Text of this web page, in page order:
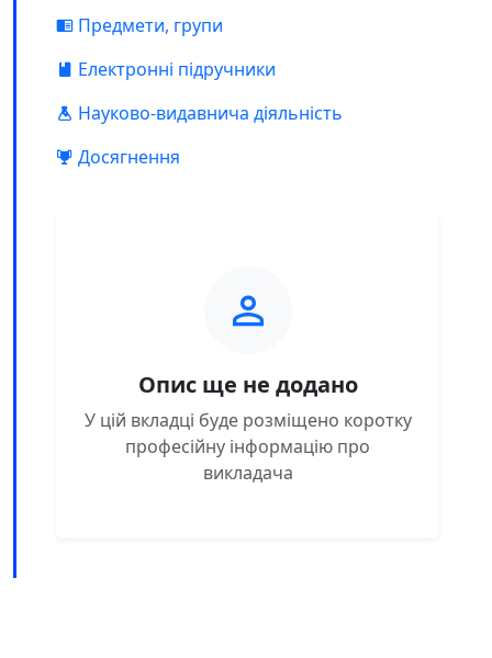
Предмети, групи
Електронні підручники
Науково-видавнича діяльність
Досягнення
Опис ще не додано
У цій вкладці буде розміщено коротку
професійну інформацію про
викладача